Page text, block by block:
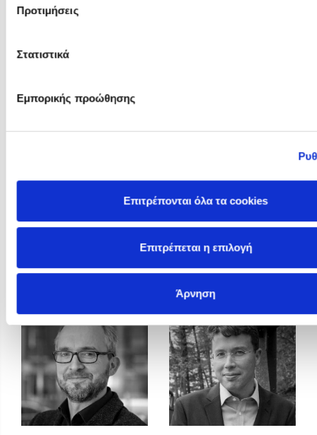
Προτιμήσεις
Στατιστικά
Εμπορικής προώθησης
Επιτρέπονται όλα τα cookies
Επιτρέπεται η επιλογή
Άρνηση
Hollie Hughes
Horgan Rick